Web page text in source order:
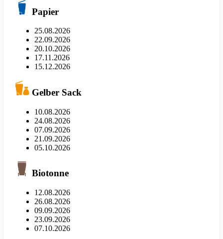
Papier
25.08.2026
22.09.2026
20.10.2026
17.11.2026
15.12.2026
Gelber Sack
10.08.2026
24.08.2026
07.09.2026
21.09.2026
05.10.2026
Biotonne
12.08.2026
26.08.2026
09.09.2026
23.09.2026
07.10.2026